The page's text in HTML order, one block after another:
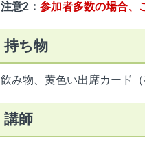
注意2： 参加者多数の場合、
持ち物
飲み物、黄色い出席カード
講師